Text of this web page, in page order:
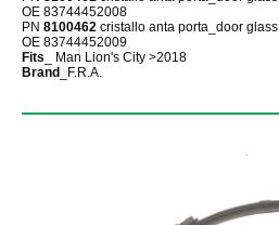
OE 83744452008
PN 8100462 cristallo anta porta_door glass
OE 83744452009
Fits _ Man Lion's City >2018
Brand
_F.R.A.